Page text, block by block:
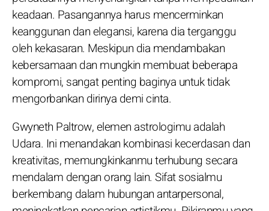
keadaan. Pasangannya harus mencerminkan
keanggunan dan elegansi, karena dia terganggu
oleh kekasaran. Meskipun dia mendambakan
kebersamaan dan mungkin membuat beberapa
kompromi, sangat penting baginya untuk tidak
mengorbankan dirinya demi cinta.
Gwyneth Paltrow, elemen astrologimu adalah
Udara. Ini menandakan kombinasi kecerdasan dan
kreativitas, memungkinkanmu terhubung secara
mendalam dengan orang lain. Sifat sosialmu
berkembang dalam hubungan antarpersonal,